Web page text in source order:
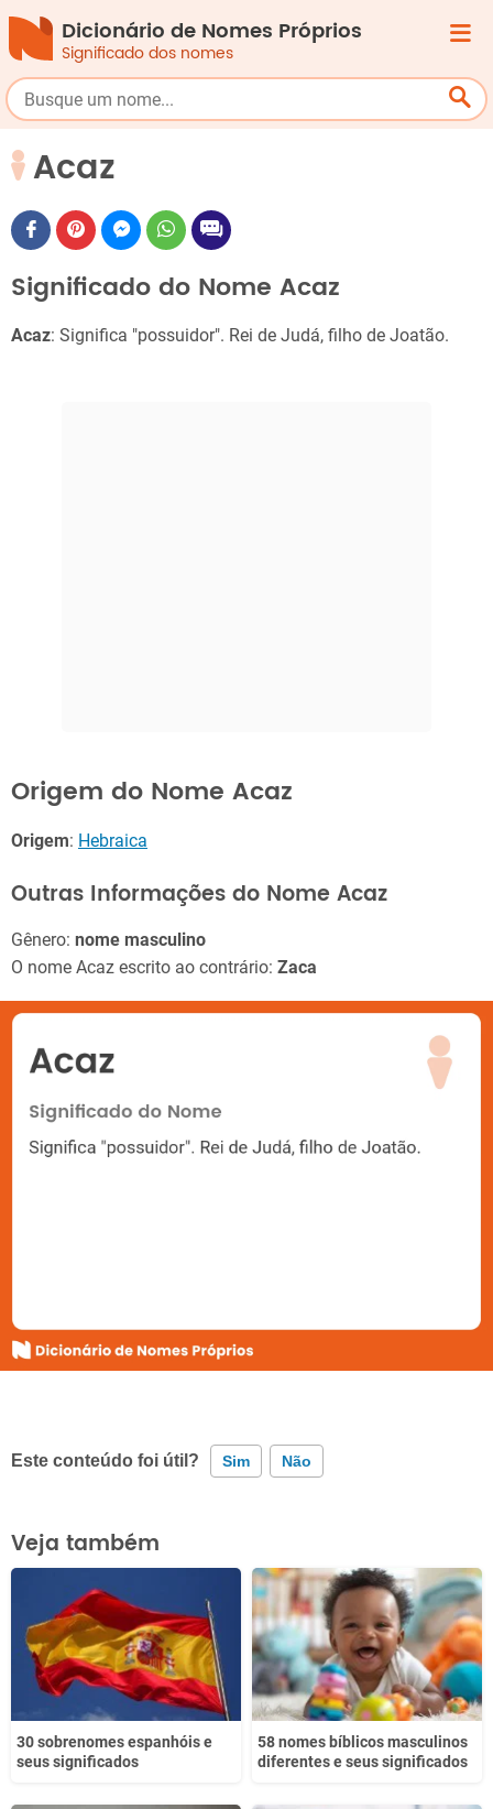
Dicionário de Nomes Próprios
Significado dos nomes
Acaz
Significado do Nome Acaz
Acaz: Significa "possuidor". Rei de Judá, filho de Joatão.
Origem do Nome Acaz
Origem: Hebraica
Outras Informações do Nome Acaz
Gênero: nome masculino
O nome Acaz escrito ao contrário: Zaca
Este conteúdo foi útil? Sim Não
Este conteúdo contém informação incorreta
Este conteúdo não tem a informação que procuro
Outro
Veja também
30 sobrenomes espanhóis e
seus significados
58 nomes bíblicos masculinos
diferentes e seus significados